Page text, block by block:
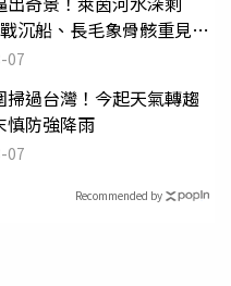
沉船、長毛象骨骸重見天
07
掃過台灣！今起天氣轉趨
防強降雨
07
Recommended by